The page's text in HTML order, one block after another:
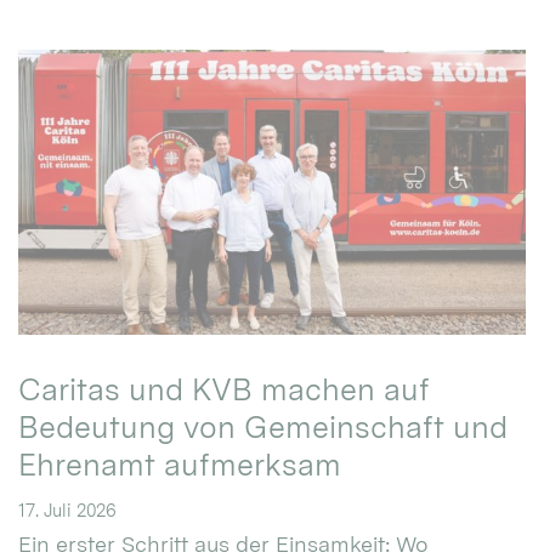
Caritas und KVB machen auf
Bedeutung von Gemeinschaft und
Ehrenamt aufmerksam
17. Juli 2026
Ein erster Schritt aus der Einsamkeit: Wo